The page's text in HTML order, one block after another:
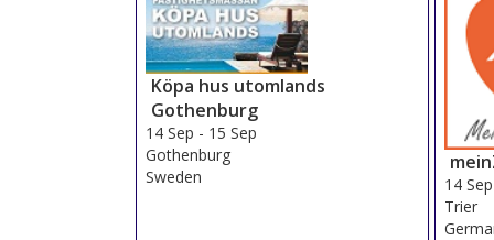
Köpa hus utomlands
Gothenburg
14 Sep - 15 Sep
Gothenburg
Sweden
14 Sep
Trier